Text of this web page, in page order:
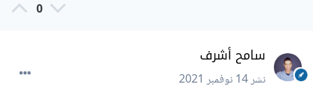
0
سامح أشرف
نشر14 نوفمبر 2021